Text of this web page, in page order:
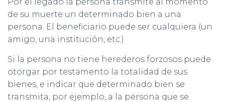
de su muerte un determinado bien a una
persona. El beneficiario puede ser cualquiera (un
amigo, una institución, etc.)
Si la persona no tiene herederos forzosos puede
otorgar por testamento la totalidad de sus
bienes, e indicar que determinado bien se
transmita, por ejemplo, a la persona que se